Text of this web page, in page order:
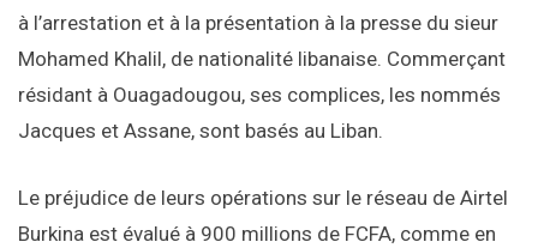
à l’arrestation et à la présentation à la presse du sieur
Mohamed Khalil, de nationalité libanaise. Commerçant
résidant à Ouagadougou, ses complices, les nommés
Jacques et Assane, sont basés au Liban.
Le préjudice de leurs opérations sur le réseau de Airtel
Burkina est évalué à 900 millions de FCFA, comme en